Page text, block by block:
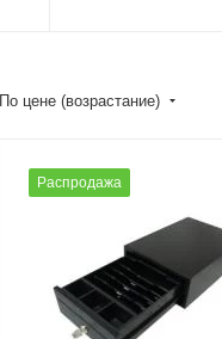
По цене (возрастание)
Распродажа